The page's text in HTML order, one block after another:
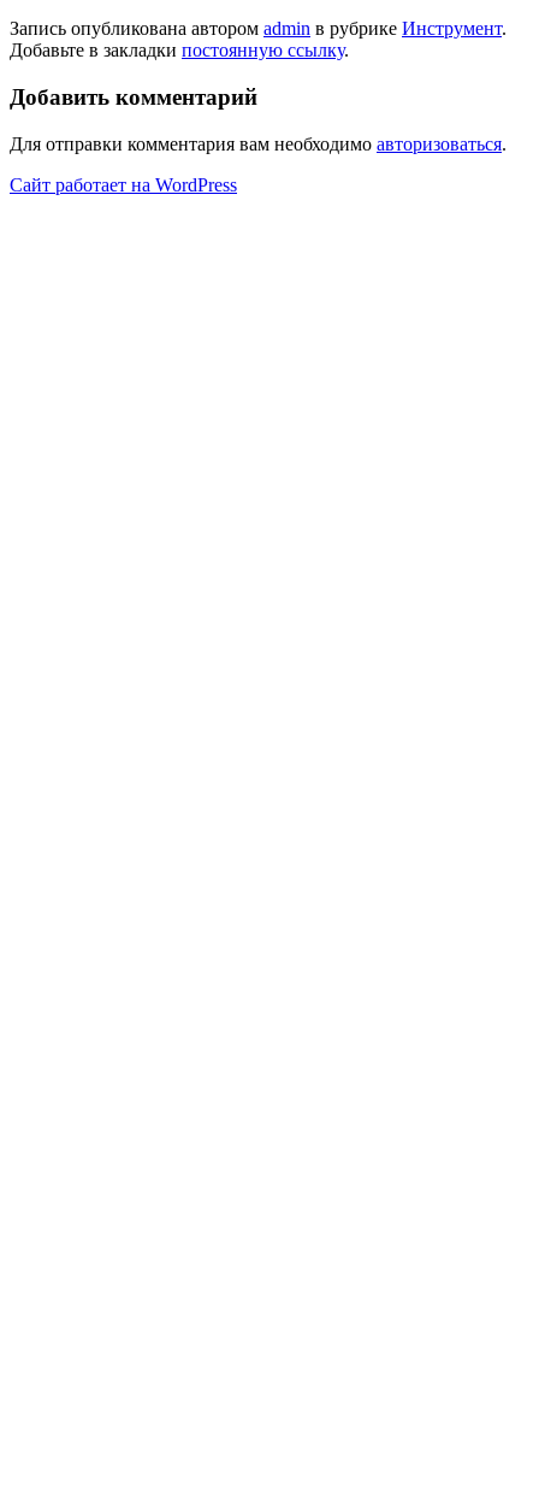
Запись опубликована автором admin в рубрике Инструмент.
Добавьте в закладки постоянную ссылку.
Добавить комментарий
Для отправки комментария вам необходимо авторизоваться.
Сайт работает на WordPress